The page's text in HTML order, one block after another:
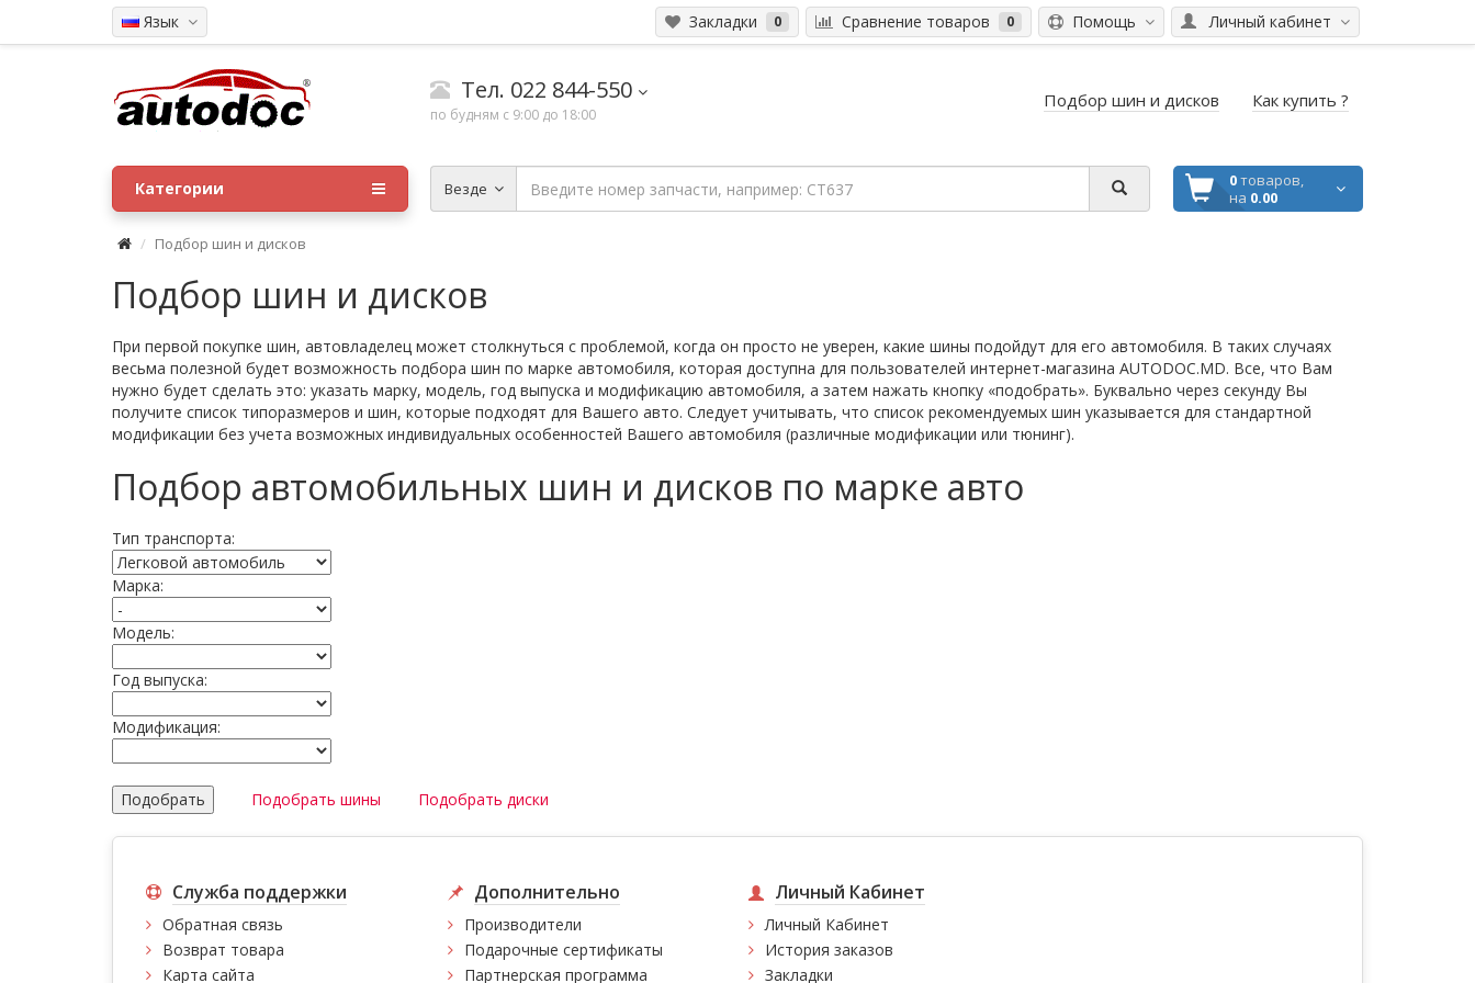
Язык Личный кабинет
Помощь
Закладки 0 Сравнение товаров 0
Тел. 022 844-550
по будням с 9:00 до 18:00
Подбор шин и дисков Как купить ?
Везде 0товаров,
на 0.00
Категории
Подбор шин и дисков
Подбор шин и дисков
При первой покупке шин, автовладелец может столкнуться с проблемой, когда он просто не уверен, какие шины подойдут для его автомобиля. В таких случаях
весьма полезной будет возможность подбора шин по марке автомобиля, которая доступна для пользователей интернет-магазина AUTODOC.MD. Все, что Вам
нужно будет сделать это: указать марку, модель, год выпуска и модификацию автомобиля, а затем нажать кнопку «подобрать». Буквально через секунду Вы
получите список типоразмеров и шин, которые подходят для Вашего авто. Следует учитывать, что список рекомендуемых шин указывается для стандартной
модификации без учета возможных индивидуальных особенностей Вашего автомобиля (различные модификации или тюнинг).
Подбор автомобильных шин и дисков по марке авто
Тип транспорта:
Марка:
Модель:
Год выпуска:
Модификация:
Подобрать шины Подобрать диски
Служба поддержки
Обратная связь
Возврат товара
Карта сайта
Дополнительно
Производители
Подарочные сертификаты
Партнерская программа
Личный Кабинет
Личный Кабинет
История заказов
Закладки